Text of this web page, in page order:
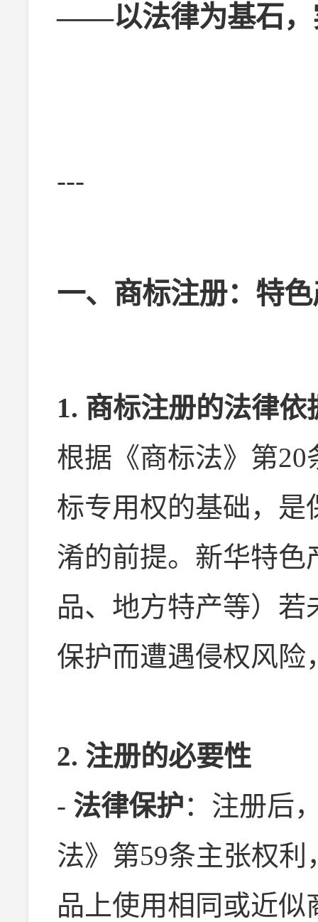
——以法律为基石，
---
一、商标注册：特
1. 商标注册的法律依
根据《商标法》第
标专用权的基础，是
淆的前提。新华特色
品、地方特产等）
保护而遭遇侵权风险
2. 注册的必要性
- 法律保护：注册后
法》第59条主张权
品上使用相同或近似